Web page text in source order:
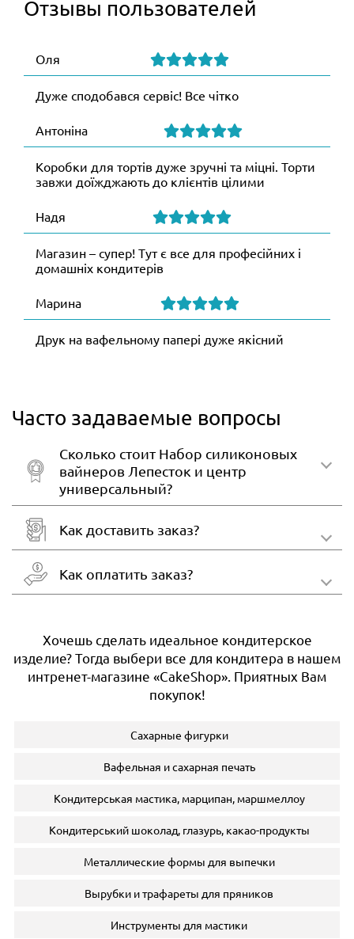
Отзывы пользователей
Оля
Дуже сподобався сервіс! Все чітко
Антоніна
Коробки для тортів дуже зручні та міцні. Торти
завжи доїжджають до клієнтів цілими
Надя
Магазин – супер! Тут є все для професійних і
домашніх кондитерів
Марина
Друк на вафельному папері дуже якісний
Часто задаваемые вопросы
Сколько стоит Набор силиконовых
вайнеров Лепесток и центр
универсальный?
Как доставить заказ?
Как оплатить заказ?
Хочешь сделать идеальное кондитерское
изделие? Тогда выбери все для кондитера в нашем
интренет-магазине «CakeShop». Приятных Вам
покупок!
Сахарные фигурки
Вафельная и сахарная печать
Кондитерськая мастика, марципан, маршмеллоу
Кондитерський шоколад, глазурь, какао-продукты
Металлические формы для выпечки
Вырубки и трафареты для пряников
Инструменты для мастики